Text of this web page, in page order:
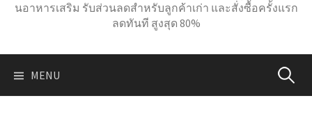
นอาหารเสริม รับส่วนลดสำหรับลูกค้าเก่า และสั่งซื้อครั้งแรก
ลดทันที สูงสุด 80%
MENU ค้นหา